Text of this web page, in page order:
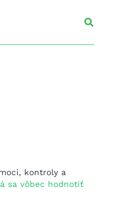
kontroly a
sa vôbec hodnotiť